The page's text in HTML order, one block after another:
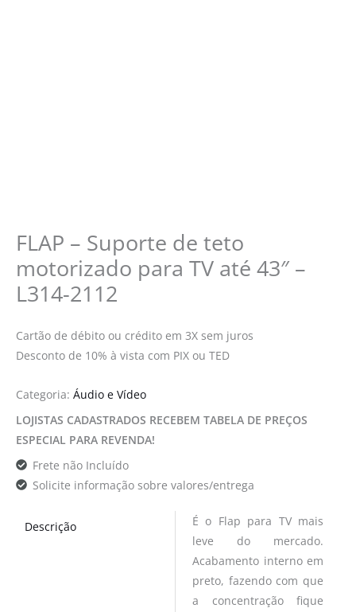
FLAP – Suporte de teto
motorizado para TV até 43″ –
L314-2112
Cartão de débito ou crédito em 3X sem juros
Desconto de 10% à vista com PIX ou TED
Categoria: Áudio e Vídeo
LOJISTAS CADASTRADOS RECEBEM TABELA DE PREÇOS
ESPECIAL PARA REVENDA!
Frete não Incluído
Solicite informação sobre valores/entrega
Descrição
É o Flap para TV mais
leve do mercado.
Acabamento interno em
preto, fazendo com que
a concentração fique